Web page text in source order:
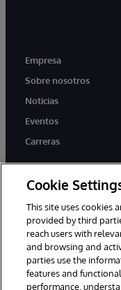
Empresa
Sobre nosotros
Noticias
Eventos
Carreras
twitter youtube
Cookie
This site uses cookies
provided by third
reach users with
and browsing and
parties use the
features and
performance,